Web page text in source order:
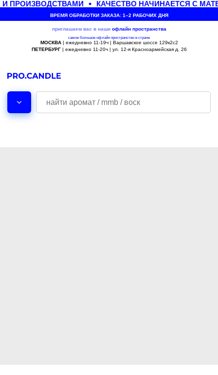
ПРОИЗВОДСТВАМИ КАЧЕСТВО НАЧИНАЕТСЯ С
ВРЕМЯ ОБРАБОТКИ ЗАКАЗА: 1–2 РАБОЧИХ ДНЯ
приглашаем вас в наши офлайн пространства
самое большое офлайн пространство в стране
МОСКВА| ежедневно 11-19ч | Варшавское шоссе 129к2с2
ПЕТЕРБУРГ| ежедневно 11-20ч | ул. 12-я Красноармейская д. 26